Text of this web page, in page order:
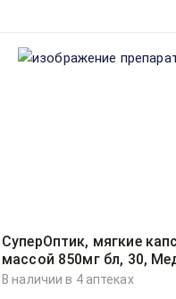
СуперОптик, мягкие
массой 850мг бл, 30,
Фарма АО, Польша
В наличии в 4 аптеках